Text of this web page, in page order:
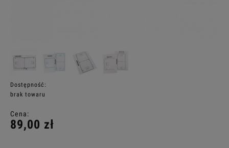
Dostępność:
brak towaru
Cena:
89,00 zł